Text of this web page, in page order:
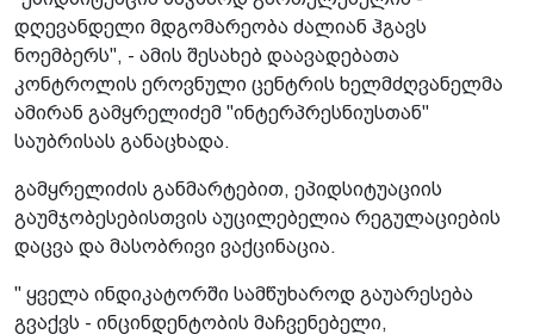
დღევანდელი მდგომარეობა ძალიან ჰგავს
ნოემბერს", - ამის შესახებ დაავადებათა
კონტროლის ეროვნული ცენტრის ხელმძღვანელმა
ამირან გამყრელიძემ "ინტერპრესნიუსთან"
საუბრისას განაცხადა.
გამყრელიძის განმარტებით, ეპიდსიტუაციის
გაუმჯობესებისთვის აუცილებელია რეგულაციების
დაცვა და მასობრივი ვაქცინაცია.
" ყველა ინდიკატორში სამწუხაროდ გაუარესება
გვაქვს - ინცინდენტობის მაჩვენებელი,